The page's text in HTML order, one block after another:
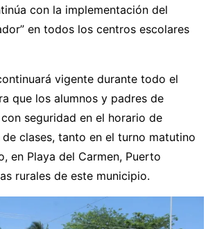
con la implementación del
en todos los centros escolares
vigente durante todo el
que los alumnos y padres de
seguridad en el horario de
clases, tanto en el turno matutino
en Playa del Carmen, Puerto
rurales de este municipio.